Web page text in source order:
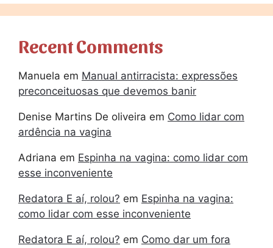
Recent Comments
Manuela em Manual antirracista: expressões
preconceituosas que devemos banir
Denise Martins De oliveira em Como lidar com
ardência na vagina
Adriana em Espinha na vagina: como lidar com
esse inconveniente
Redatora E aí, rolou? em Espinha na vagina:
como lidar com esse inconveniente
Redatora E aí, rolou? em Como dar um fora